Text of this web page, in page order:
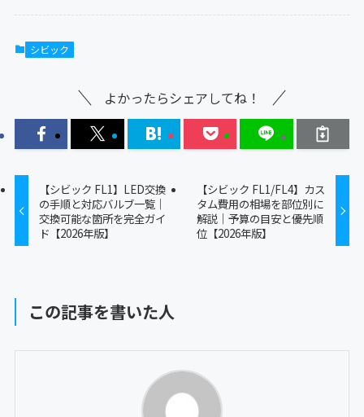
シビック
よかったらシェアしてね！
【シビック FL1】LED交換
の手順と対応バルブ一覧｜
交換可能な箇所を完全ガイ
ド【2026年版】
【シビック FL1/FL4】カス
タム費用の相場を部位別に
解説｜予算の目安と優先順
位【2026年版】
この記事を書いた人